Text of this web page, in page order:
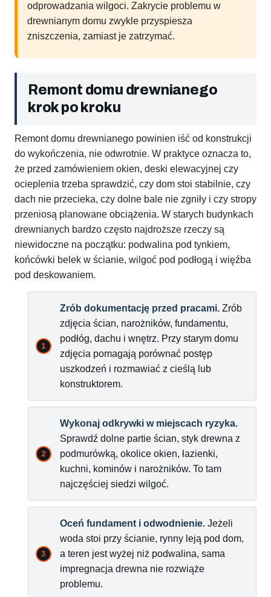
odprowadzania wilgoci. Zakrycie problemu w
drewnianym domu zwykle przyspiesza
zniszczenia, zamiast je zatrzymać.
Remont domu drewnianego
krok po kroku
Remont domu drewnianego powinien iść od konstrukcji
do wykończenia, nie odwrotnie. W praktyce oznacza to,
że przed zamówieniem okien, deski elewacyjnej czy
ocieplenia trzeba sprawdzić, czy dom stoi stabilnie, czy
dach nie przecieka, czy dolne bale nie zgniły i czy stropy
przeniosą planowane obciążenia. W starych budynkach
drewnianych bardzo często najdroższe rzeczy są
niewidoczne na początku: podwalina pod tynkiem,
końcówki belek w ścianie, wilgoć pod podłogą i więźba
pod deskowaniem.
Zrób dokumentację przed pracami. Zrób
zdjęcia ścian, narożników, fundamentu,
podłóg, dachu i wnętrz. Przy starym domu
zdjęcia pomagają porównać postęp
uszkodzeń i rozmawiać z cieślą lub
konstruktorem.
Wykonaj odkrywki w miejscach ryzyka.
Sprawdź dolne partie ścian, styk drewna z
podmurówką, okolice okien, łazienki,
kuchni, kominów i narożników. To tam
najczęściej siedzi wilgoć.
Oceń fundament i odwodnienie. Jeżeli
woda stoi przy ścianie, rynny leją pod dom,
a teren jest wyżej niż podwalina, sama
impregnacja drewna nie rozwiąże
problemu.